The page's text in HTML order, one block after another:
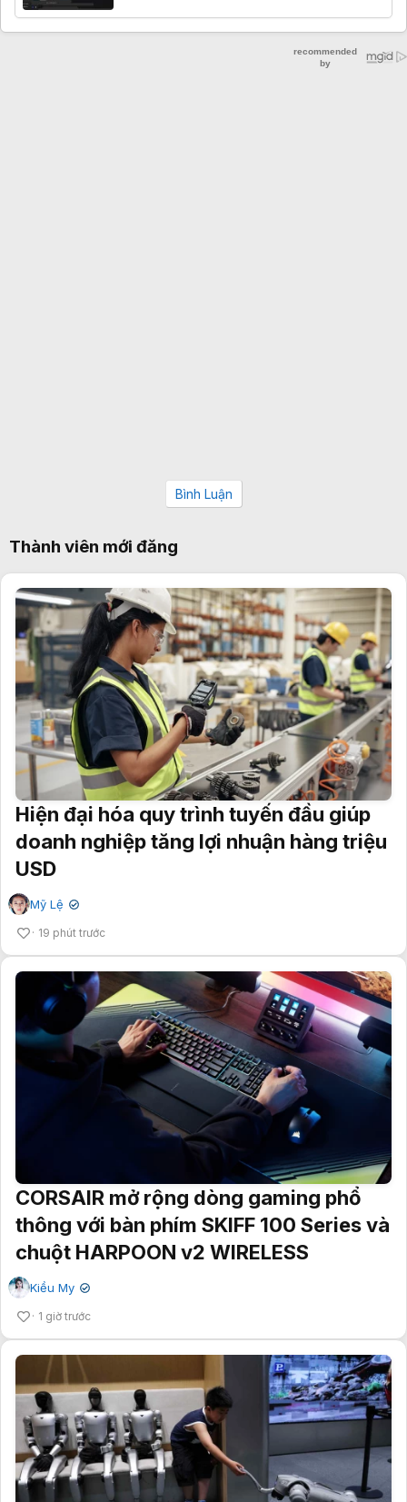
Bình Luận
Thành viên mới đăng
Hiện đại hóa quy trình tuyến đầu giúp
doanh nghiệp tăng lợi nhuận hàng triệu
USD
Mỹ Lệ ✔
19 phút trước
CORSAIR mở rộng dòng gaming phổ
thông với bàn phím SKIFF 100 Series và
chuột HARPOON v2 WIRELESS
Kiều My ✔
1 giờ trước